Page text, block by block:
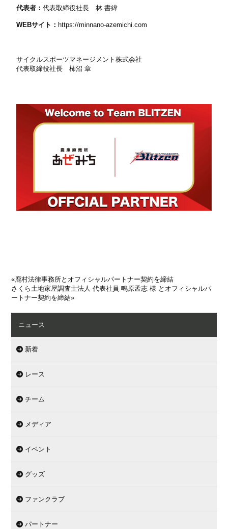
代表者：代表取締役社長 林 書緯
WEBサイト： https://minnano-azemichi.com
サイクルスポーツマネージメント株式会社
代表取締役社長 柿沼 章
«鹿村法律事務所とオフィシャルパートナー契約を締結
さくら土地家屋調査士法人 代表社員 鴫原孟志 様 とオフィシャルパ
ートナー契約を締結»
ニュース
新着
レース
チーム
メディア
イベント
グッズ
ファンクラブ
パートナー